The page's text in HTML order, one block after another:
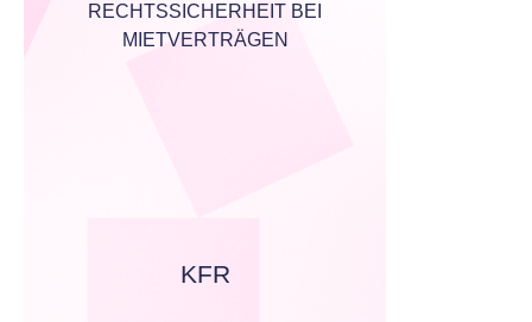
RECHTSSICHERHEIT BEI
MIETVERTRÄGEN
KFR